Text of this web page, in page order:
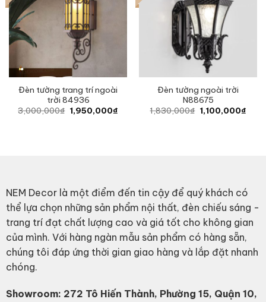
Đèn tường trang trí ngoài
trời 84936
3,000,000₫ Original
price
1,950,000₫Current
Đèn tường ngoài trời
N88675
1,830,000₫ Original
price
1,100,000₫
NEM Decor là một điểm đến tin cậy để quý khách có
thể lựa chọn những sản phẩm nội thất, đèn chiếu sáng -
trang trí đạt chất lượng cao và giá tốt cho không gian
của mình. Với hàng ngàn mẫu sản phẩm có hàng sẵn,
chúng tôi đáp ứng thời gian giao hàng và lắp đặt nhanh
chóng.
Showroom: 272 Tô Hiến Thành, Phường 15, Quận 10,